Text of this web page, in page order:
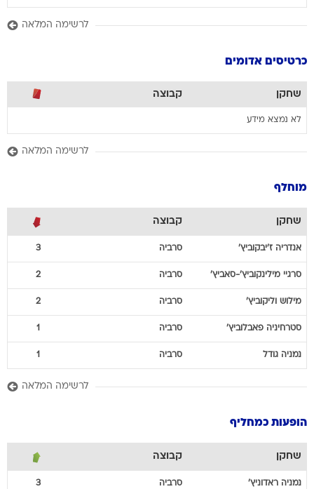
לרשימה המלאה
כרטיסים אדומים
שחקן קבוצה
לא נמצא מידע
לרשימה המלאה
מוחלף
שחקן קבוצה
אנדריה ז'יבקוביץ' סרביה 3
סרגיי מילינקוביץ'-סאביץ' סרביה 2
מילוש וליקוביץ' סרביה 2
סטרחיניה פאבלוביץ' סרביה 1
נמניה גודל סרביה 1
לרשימה המלאה
הופעות כמחליף
שחקן קבוצה
נמניה ראדוניץ' סרביה 3